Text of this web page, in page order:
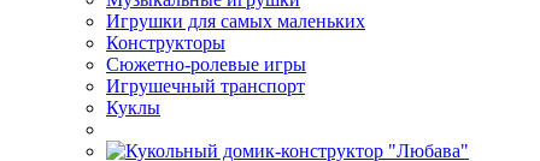
Игрушки для самых маленьких
Конструкторы
Сюжетно-ролевые игры
Игрушечный транспорт
Куклы